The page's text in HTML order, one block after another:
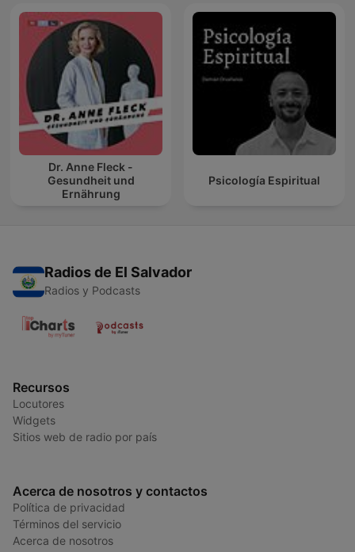
Dr. Anne Fleck -
Gesundheit und
Ernährung
Psicología Espiritual
Radios de El Salvador
Radios y Podcasts
Recursos
Locutores
Widgets
Sitios web de radio por país
Acerca de nosotros y contactos
Política de privacidad
Términos del servicio
Acerca de nosotros